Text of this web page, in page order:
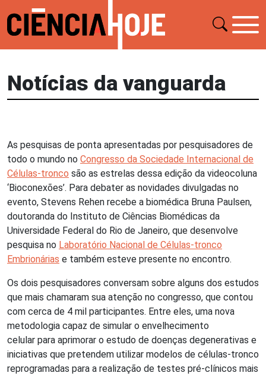
Notícias da vanguarda
As pesquisas de ponta apresentadas por pesquisadores de
todo o mundo no Congresso da Sociedade Internacional de
Células-tronco são as estrelas dessa edição da videocoluna
‘Bioconexões’. Para debater as novidades divulgadas no
evento, Stevens Rehen recebe a biomédica Bruna Paulsen,
doutoranda do Instituto de Ciências Biomédicas da
Universidade Federal do Rio de Janeiro, que desenvolve
pesquisa no Laboratório Nacional de Células-tronco
Embrionárias e também esteve presente no encontro.
Os dois pesquisadores conversam sobre alguns dos estudos
que mais chamaram sua atenção no congresso, que contou
com cerca de 4 mil participantes. Entre eles, uma nova
metodologia capaz de simular o envelhecimento
celular para aprimorar o estudo de doenças degenerativas e
iniciativas que pretendem utilizar modelos de células-tronco
reprogramadas para a realização de testes pré-clínicos mais